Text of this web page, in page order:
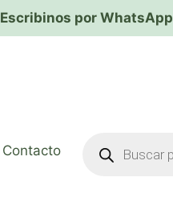
Escribinos por WhatsApp
Contacto